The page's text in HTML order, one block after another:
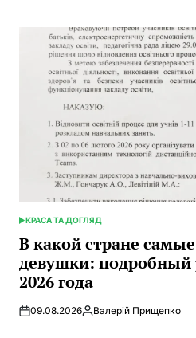
ОПУБЛИКОВАНО
В
КРАСА ТА ДОГЛЯД
В какой стране
девушки: подробный
2026 года
09.08.2026Запись
Валерій Прищепко